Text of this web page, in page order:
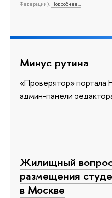
Федерации). Подробнее…
Минус рутина
«Проверятор»
админ-панели
Жилищный
размещения
в Москве